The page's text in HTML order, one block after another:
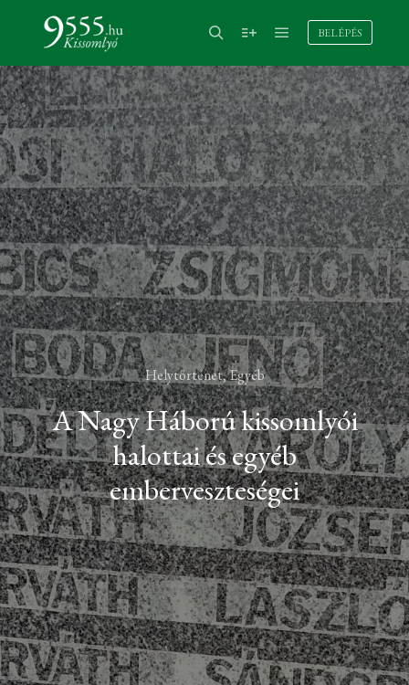
BELÉPÉS
Helytörténet,Egyéb
A Nagy Háború kissomlyói
halottai és egyéb
emberveszteségei